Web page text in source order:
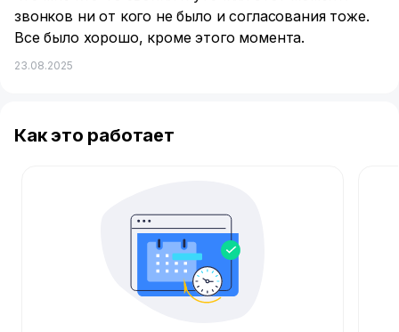
звонков ни от кого не было и согласования тоже.
Все было хорошо, кроме этого момента.
23.08.2025
Как это работает